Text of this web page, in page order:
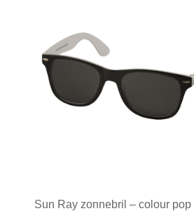
Sun Ray zonnebril – colour pop